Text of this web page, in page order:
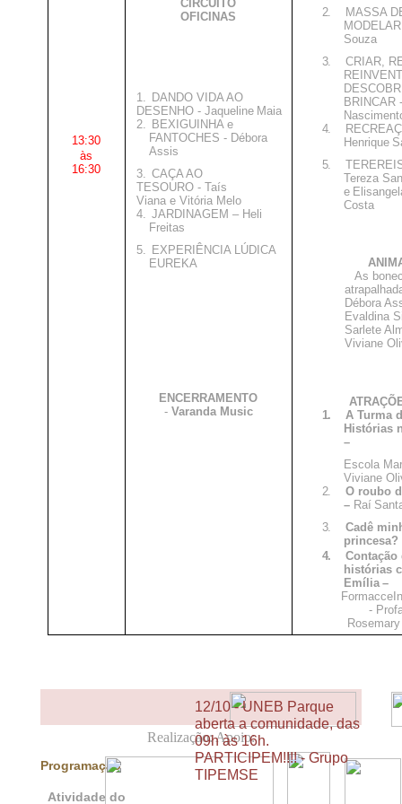
13:30
às
16:30
CIRCUITO
OFICINAS
1.
DANDO VIDA AO
DESENHO - Jaqueline Maia
2.
BEXIGUINHA e
FANTOCHES - Débora
Assis
3.
CAÇA AO
TESOURO - Taís
Viana e Vitória Melo
4.
JARDINAGEM – Heli
Freitas
5.
EXPERIÊNCIA LÚDICA
EUREKA
ENCERRAMENTO
- Varanda Music
2.
MASSA
Souza
3.
CRIAR,
BRINCAR
4.
Henrique
5.
Tereza
e
Costa
As
Débora
Evaldina
Sarlete
Viviane
1.
A Turma
Histórias
–
Escola
Viviane
2.
O roubo
– Raí
3.
Cadê
princesa?
4.
Contação
histórias
Emília –
-
12/10- UNEB Parque
aberta a comunidade, das
09h às 16h.
PARTICIPEM!!!! - Grupo
TIPEMSE
Realização: Apoio:
Programação
Atividade do